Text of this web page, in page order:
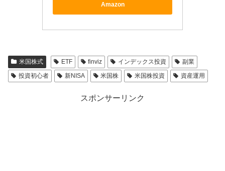
Amazon
米国株式 ETF finviz インデックス投資
副業
投資初心者
新NISA 米国株 米国株投資 資産運用
スポンサーリンク